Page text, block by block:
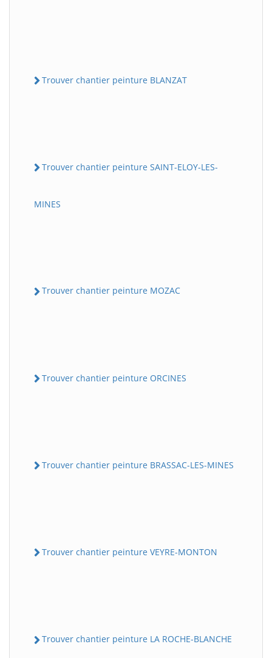
Trouver chantier peinture BLANZAT
Trouver chantier peinture SAINT-ELOY-LES-
MINES
Trouver chantier peinture MOZAC
Trouver chantier peinture ORCINES
Trouver chantier peinture BRASSAC-LES-MINES
Trouver chantier peinture VEYRE-MONTON
Trouver chantier peinture LA ROCHE-BLANCHE